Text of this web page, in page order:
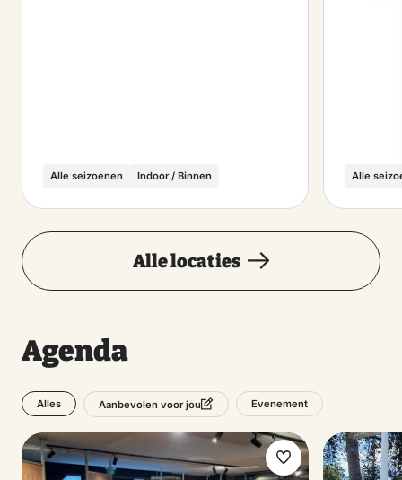
Alle seizoenen Indoor / Binnen Alle
Alle locaties
Agenda
Alles Aanbevolen voor jou Evenement
Maak